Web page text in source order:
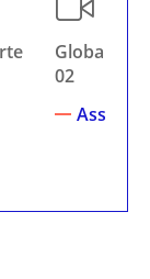
02
Assistir